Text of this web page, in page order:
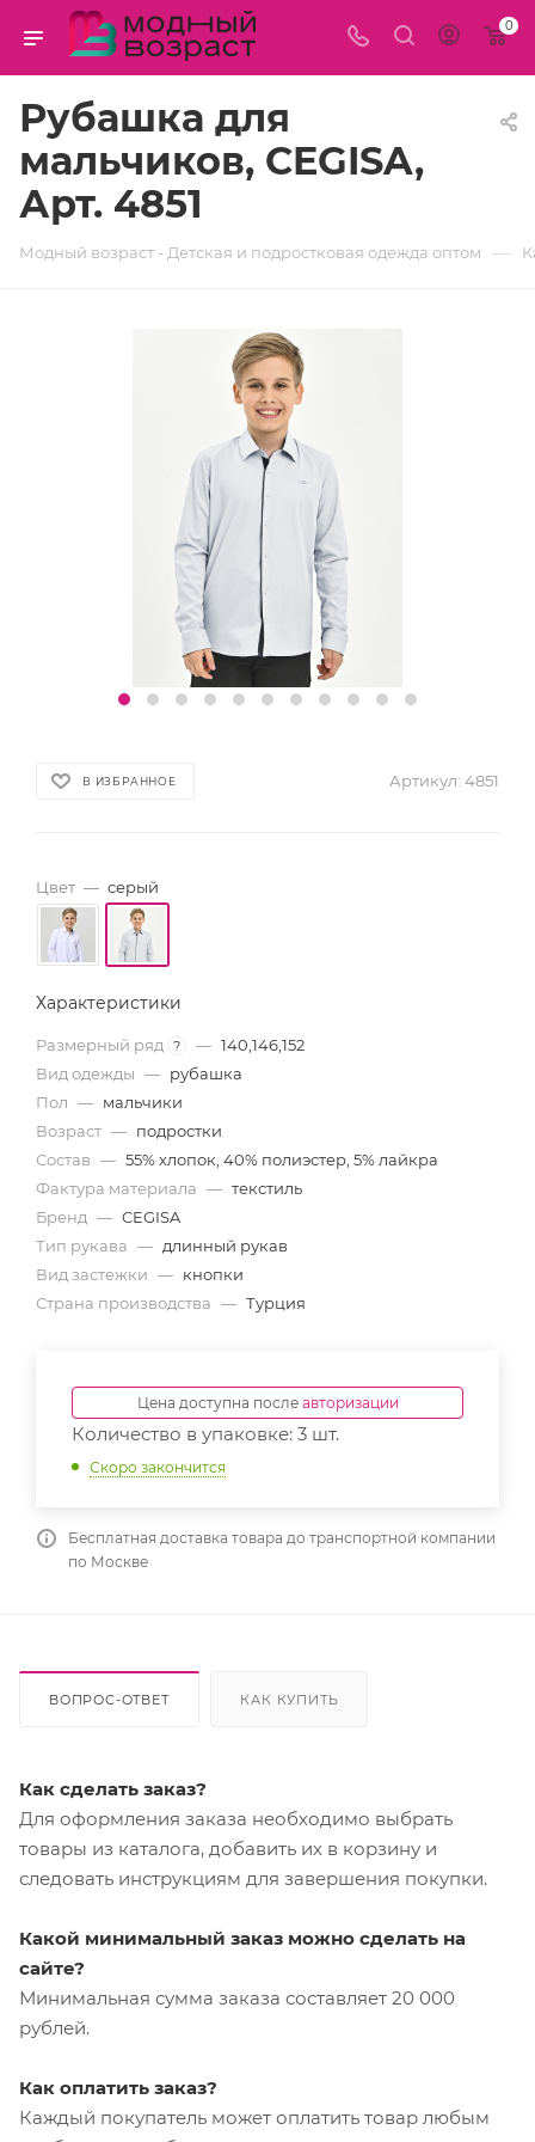
0
Рубашка для
мальчиков, CEGISA,
Арт. 4851
Модный возраст - Детская и подростковая одежда оптом —
В ИЗБРАННОЕ Артикул: 4851
Цвет — серый
Характеристики
Размерный ряд ? — 140,146,152
Вид одежды — рубашка
Пол — мальчики
Возраст — подростки
Состав — 55% хлопок, 40% полиэстер, 5% лайкра
Фактура материала — текстиль
Бренд — CEGISA
Тип рукава — длинный рукав
Вид застежки — кнопки
Страна производства — Турция
Цена доступна после авторизации
Количество в упаковке: 3 шт.
Скоро закончится
Бесплатная доставка товара до транспортной компании
по Москве
ВОПРОС-ОТВЕТ КАК КУПИТЬ
Как сделать заказ?
Для оформления заказа необходимо выбрать
товары из каталога, добавить их в корзину и
следовать инструкциям для завершения покупки.
Какой минимальный заказ можно сделать на
сайте?
Минимальная сумма заказа составляет 20 000
рублей.
Как оплатить заказ?
Каждый покупатель может оплатить товар любым